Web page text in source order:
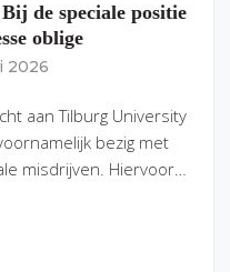
de speciale positie
oblige
2026
aan Tilburg University
bezig met
misdrijven. Hiervoor…